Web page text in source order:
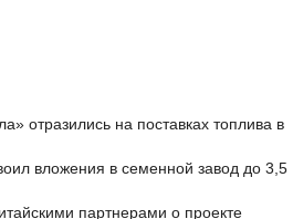
отразились на поставках топлива в
вложения в семенной завод до 3,5
партнерами о проекте